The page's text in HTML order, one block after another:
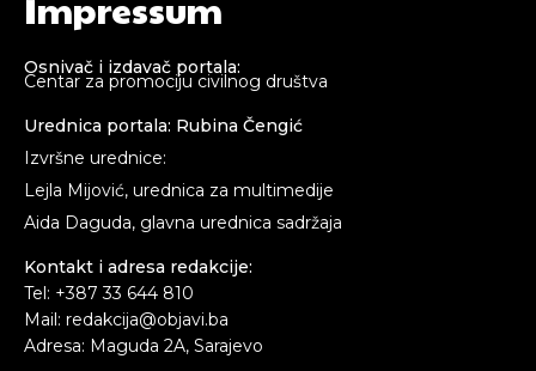
Osnivač i izdavač portala:
Centar za promociju civilnog društva
Urednica portala: Rubina Čengić
Izvršne urednice:
Lejla Mijović, urednica za multimedije
Aida Daguda, glavna urednica sadržaja
Kontakt i adresa redakcije:
Tel: +387 33 644 810
Mail: redakcija@objavi.ba
Adresa: Maguda 2A, Sarajevo